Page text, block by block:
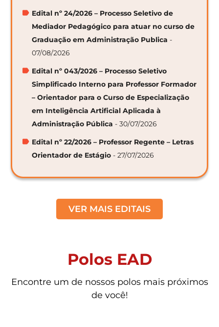
Edital nº 24/2026 – Processo Seletivo de
Mediador Pedagógico para atuar no curso de
Graduação em Administração Publica -
07/08/2026
Edital nº 043/2026 – Processo Seletivo
Simplificado Interno para Professor Formador
– Orientador para o Curso de Especialização
em Inteligência Artificial Aplicada à
Administração Pública - 30/07/2026
Edital nº 22/2026 – Professor Regente – Letras
Orientador de Estágio - 27/07/2026
VER MAIS EDITAIS
Polos EAD
Encontre um de nossos polos mais próximos
de você!